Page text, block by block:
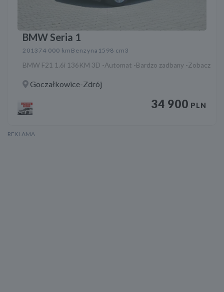
BMW Seria 1
2013 74 000 km Benzyna 1598 cm3
BMW F21 1.6i 136KM 3D -Automat -Bardzo zadbany -Zobacz
Goczałkowice-Zdrój
34 900 PLN